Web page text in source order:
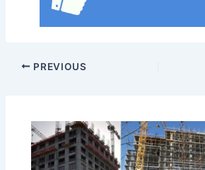
PREVIOUS